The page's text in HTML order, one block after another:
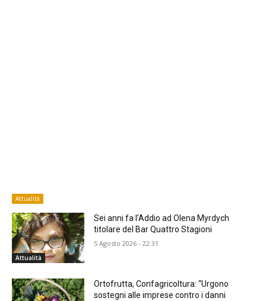
Attualità
Attualità
Sei anni fa l’Addio ad Olena Myrdych
titolare del Bar Quattro Stagioni
5 Agosto 2026 - 22:31
Ortofrutta, Confagricoltura: “Urgono
sostegni alle imprese contro i danni